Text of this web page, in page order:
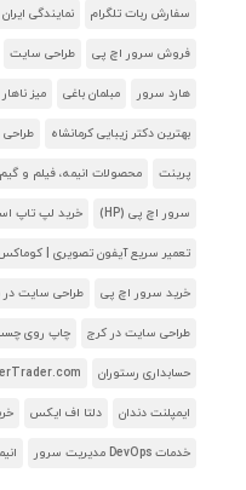
سفارش ربات تلگرام نمایندگی ایران
فروش سرور اچ پی طراحی سایت
هارد سرور مبلمان باغی میز
بهترین دکتر زیبایی کرمانشاه
پرینت محصولات انیمه، فیلم و گیم
سرور اچ پی (HP) خرید لپ تاپ
تعمیر سریع آیفون تصویری |
خرید سرور اچ پی طراحی سایت
طراحی سایت در کرج چاپ روی
حسابداری رستوران
ایمپلنت دندان دلتا اف ایکس
خدمات DevOps مدیریت سرور